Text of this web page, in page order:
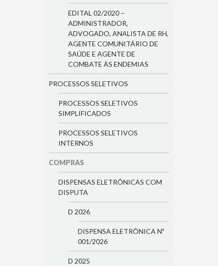
EDITAL 02/2020 –
ADMINISTRADOR,
ADVOGADO, ANALISTA DE RH,
AGENTE COMUNITÁRIO DE
SAÚDE E AGENTE DE
COMBATE ÀS ENDEMIAS
PROCESSOS SELETIVOS
PROCESSOS SELETIVOS
SIMPLIFICADOS
PROCESSOS SELETIVOS
INTERNOS
COMPRAS
DISPENSAS ELETRÔNICAS COM
DISPUTA
D 2026
DISPENSA ELETRÔNICA Nº
001/2026
D 2025